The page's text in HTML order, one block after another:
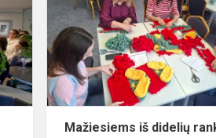
paroda
„Žiemos
atvirukai“
Mažiesiems iš didelių